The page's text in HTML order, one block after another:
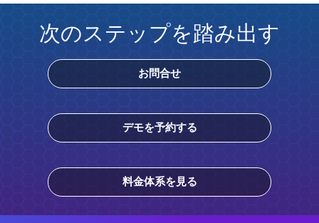
次のステップを踏み出す
お問合せ
デモを予約する
料金体系を見る